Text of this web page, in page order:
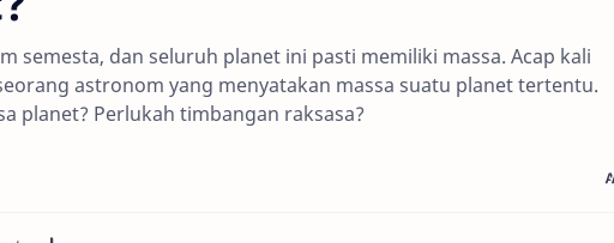
semesta, dan seluruh planet ini pasti memiliki massa. Acap kali
astronom yang menyatakan massa suatu planet tertentu.
planet? Perlukah timbangan raksasa?